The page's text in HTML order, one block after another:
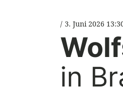
3. Juni 2026
in